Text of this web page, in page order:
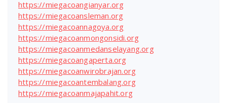
https://miegacoangianyar.org
https://miegacoansleman.org
https://miegacoannagoya.org
https://miegacoanmongonsidi.org
https://miegacoanmedanselayang.org
https://miegacoangaperta.org
https://miegacoanwirobrajan.org
https://miegacoantembalang.org
https://miegacoanmajapahit.org